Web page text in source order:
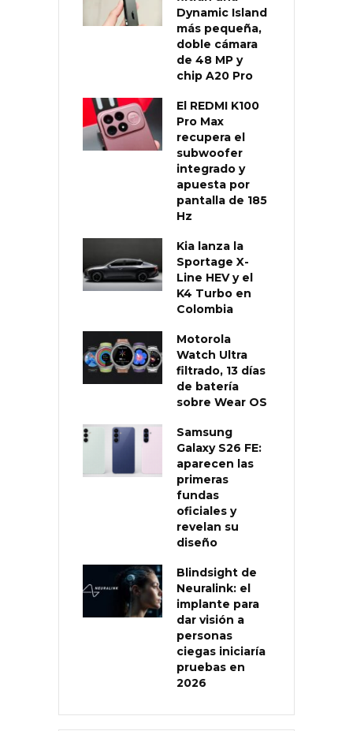
Dynamic Island
más pequeña,
doble cámara
de 48 MP y
chip A20 Pro
El REDMI K100
Pro Max
recupera el
subwoofer
integrado y
apuesta por
pantalla de 185
Hz
Kia lanza la
Sportage X-
Line HEV y el
K4 Turbo en
Colombia
Motorola
Watch Ultra
filtrado, 13 días
de batería
sobre Wear OS
Samsung
Galaxy S26 FE:
aparecen las
primeras
fundas
oficiales y
revelan su
diseño
Blindsight de
Neuralink: el
implante para
dar visión a
personas
ciegas iniciaría
pruebas en
2026